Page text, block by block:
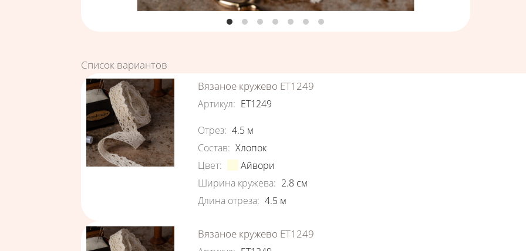
Список вариантов
Вязаное кружево ЕТ1249
Артикул: ЕТ1249
Характеристики
Отрез: 4.5 м
Состав: Хлопок
Цвет:
Айвори
Ширина кружева: 2.8 см
Длина отреза: 4.5 м
Вязаное кружево ЕТ1249